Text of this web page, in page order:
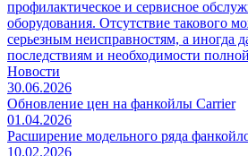
профилактическое и сервисное
оборудования. Отсутствие такового
серьезным неисправностям, а иногда
последствиям и необходимости
Новости
30.06.2026
Обновление цен на фанкойлы Carrier
01.04.2026
Расширение модельного ряда
10.02.2026